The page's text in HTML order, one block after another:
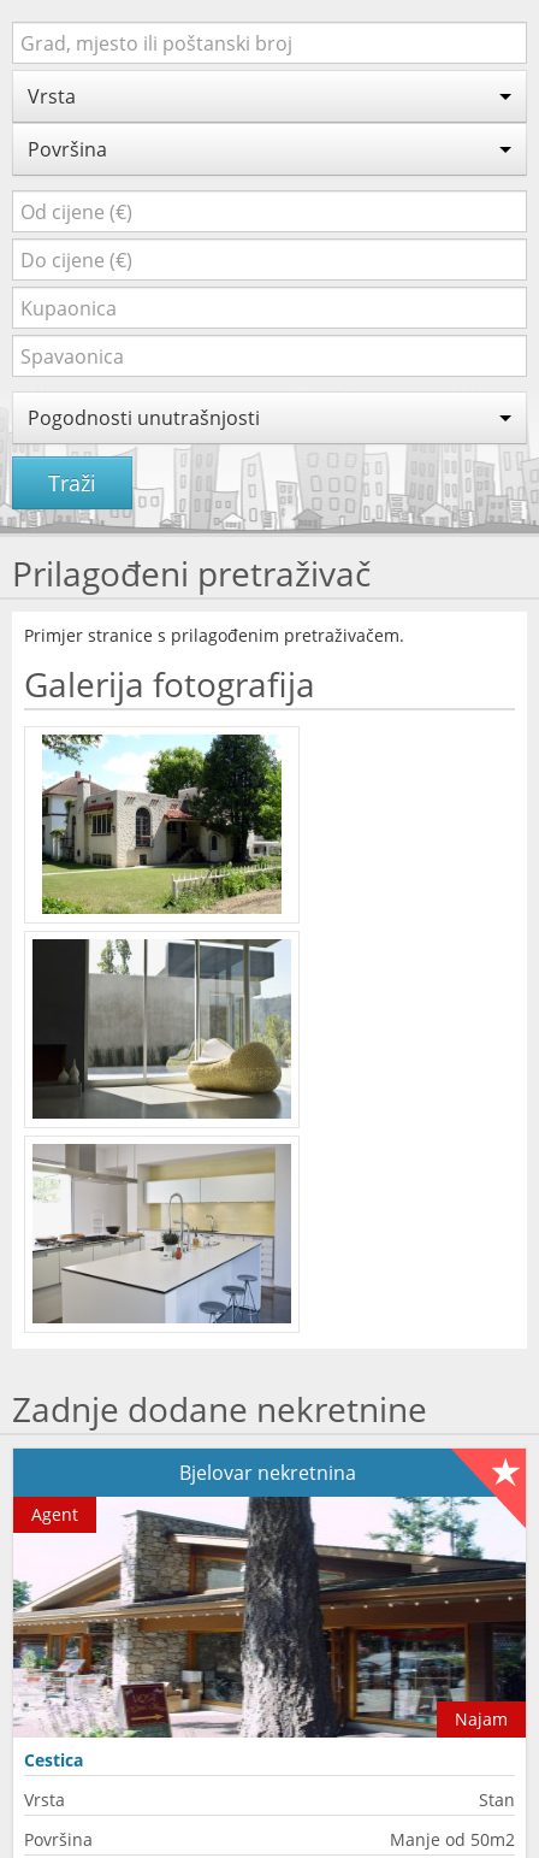
Vrsta
Površina
Pogodnosti unutrašnjosti
Traži
Prilagođeni pretraživač
Primjer stranice s prilagođenim pretraživačem.
Galerija fotografija
Zadnje dodane nekretnine
Bjelovar nekretnina
Najam
Agent
Cestica
Vrsta
Stan
Površina
Manje od 50m2